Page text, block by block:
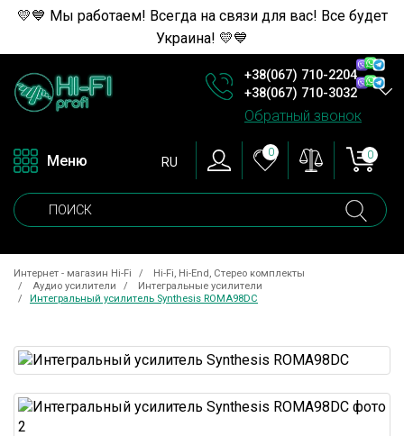
💛💙 Мы работаем! Всегда на связи для вас! Все будет
Украина! 💛💙
+38(067) 710-2204
+38(067) 710-3032
Обратный звонок
Меню RU
0 0
Интернет - магазин Hi-Fi
Hi-Fi, Hi-End, Стерео комплекты
Аудио усилители
Интегральные усилители
Интегральный усилитель Synthesis ROMA98DC